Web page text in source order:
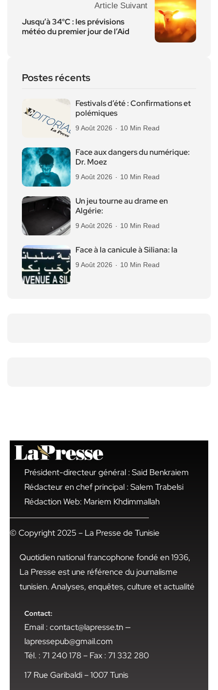
Article Suivant
Jusqu’à 34°C : les prévisions
météo du premier jour de l’Aid
Postes récents
Festivals d’été : Confirmations et
polémiques
9 Août 2026 10 Min Read
Face aux dangers du numérique:
Dr. Moez
9 Août 2026 10 Min Read
Un jeu tourne au drame en
Algérie:
9 Août 2026 10 Min Read
Face à la canicule à Siliana: la
9 Août 2026 10 Min Read
Président-directeur général : Said Benkraiem
Rédacteur en chef principal : Salem Trabelsi
Rédaction Web: Mariem Khdimmallah
© Copyright 2025 – La Presse de Tunisie
Quotidien national francophone fondé en 1936,
La Presse est une référence du journalisme
tunisien. Analyses, enquêtes, culture et actualité
Contact:
Email : contact@lapresse.tn —
lapressepub@gmail.com
Tél. : 71 240 178 – Fax : 71 332 280
17 Rue Garibaldi – 1007 Tunis